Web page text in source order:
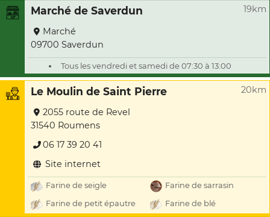
Marché de Saverdun 19km
Marché
09700 Saverdun
Tous les vendredi et samedi de 07:30 à 13:00
Le Moulin de Saint Pierre 20km
2055 route de Revel
31540 Roumens
06 17 39 20 41
Site internet
Farine de seigle
Farine de sarrasin
Farine de petit épautre
Farine de blé